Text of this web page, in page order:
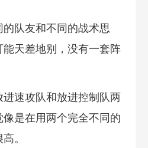
的队友和不同的战术思
天差地别，没有一套阵
速攻队和放进控制队两
是在用两个完全不同的
。